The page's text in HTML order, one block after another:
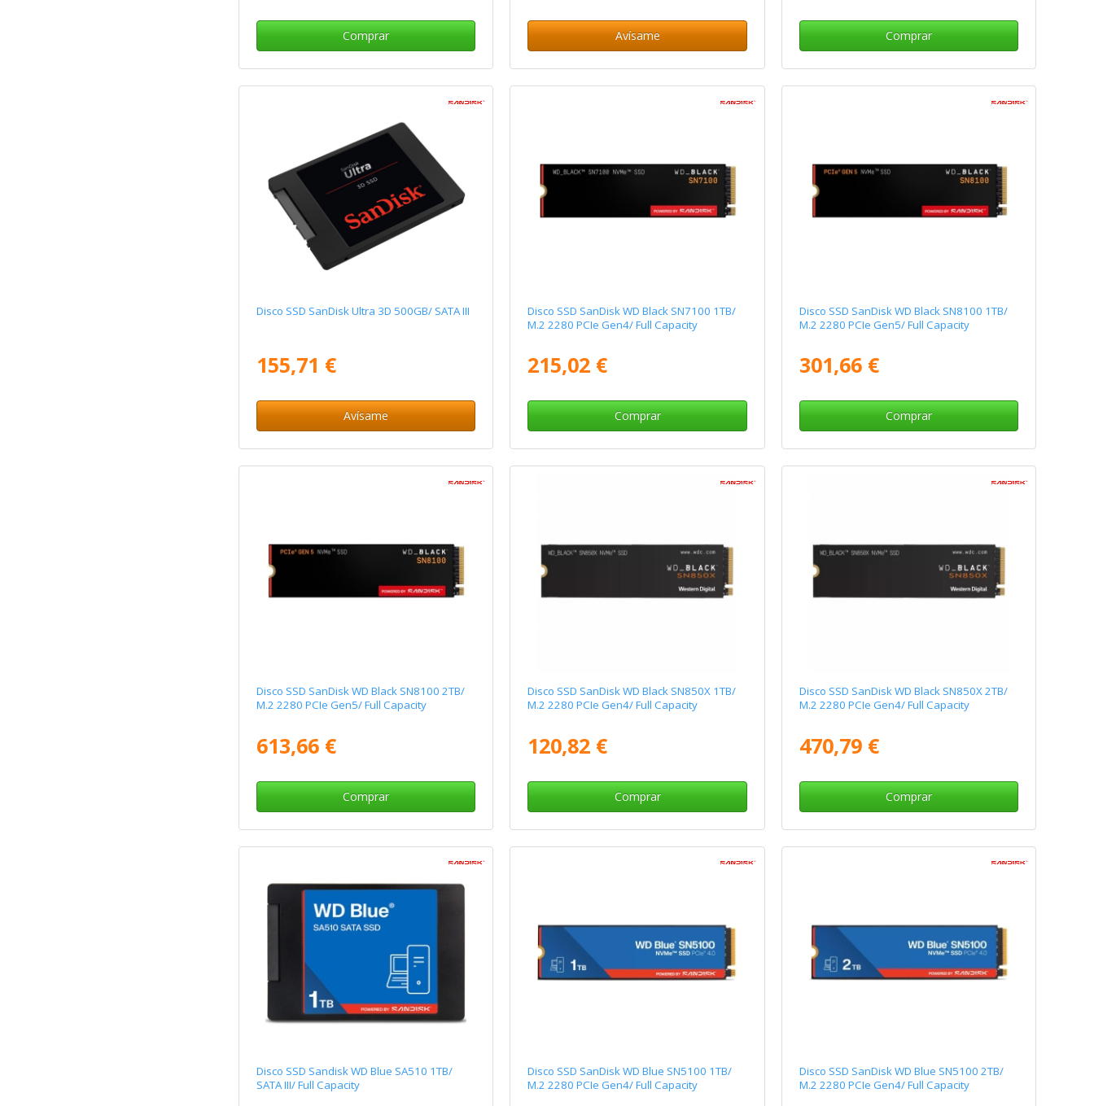
Comprar Avísame Comprar
Disco SSD SanDisk Ultra 3D 500GB/ SATA III
155,71 €
Avísame
Disco SSD SanDisk WD Black SN7100 1TB/
M.2 2280 PCIe Gen4/ Full Capacity
215,02 €
Comprar
Disco SSD SanDisk WD Black SN8100 1TB/
M.2 2280 PCIe Gen5/ Full Capacity
301,66 €
Comprar
Disco SSD SanDisk WD Black SN8100 2TB/
M.2 2280 PCIe Gen5/ Full Capacity
613,66 €
Comprar
Disco SSD SanDisk WD Black SN850X 1TB/
M.2 2280 PCIe Gen4/ Full Capacity
120,82 €
Comprar
Disco SSD SanDisk WD Black SN850X 2TB/
M.2 2280 PCIe Gen4/ Full Capacity
470,79 €
Comprar
Disco SSD Sandisk WD Blue SA510 1TB/
SATA III/ Full Capacity
Disco SSD SanDisk WD Blue SN5100 1TB/
M.2 2280 PCIe Gen4/ Full Capacity
Disco SSD SanDisk WD Blue SN5100 2TB/
M.2 2280 PCIe Gen4/ Full Capacity